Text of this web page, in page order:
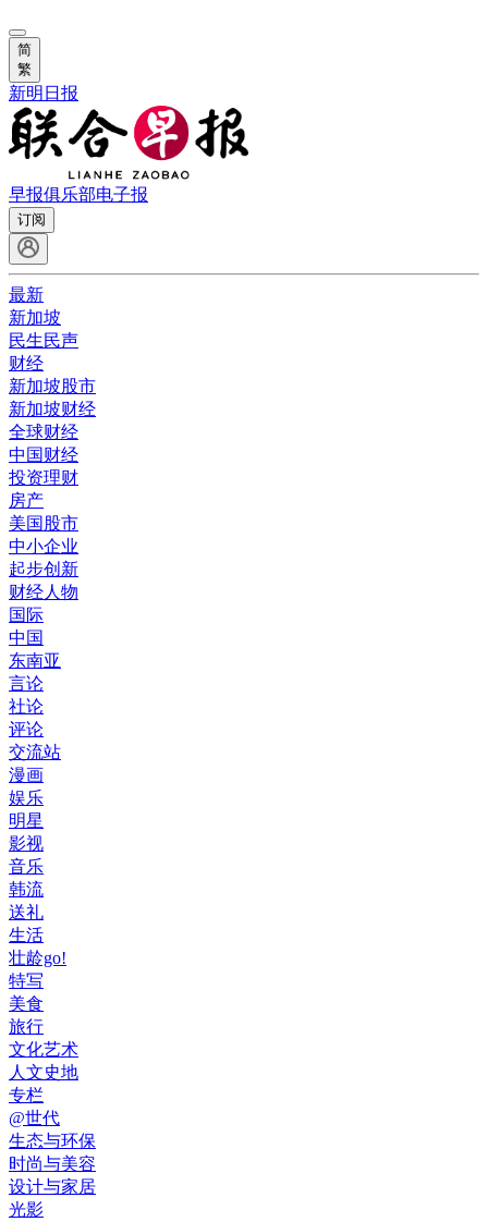
简
繁
新明日报
早报俱乐部电子报
订阅
最新
新加坡
民生民声
财经
新加坡股市
新加坡财经
全球财经
中国财经
投资理财
房产
美国股市
中小企业
起步创新
财经人物
国际
中国
东南亚
言论
社论
评论
交流站
漫画
娱乐
明星
影视
音乐
韩流
送礼
生活
壮龄go!
特写
美食
旅行
文化艺术
人文史地
专栏
@世代
生态与环保
时尚与美容
设计与家居
光影